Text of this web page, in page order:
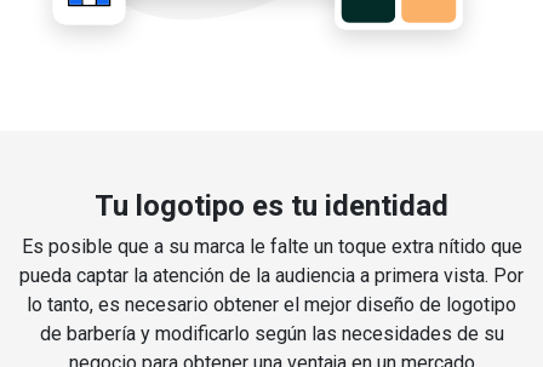
Tu logotipo es tu identidad
Es posible que a su marca le falte un toque extra nítido que
pueda captar la atención de la audiencia a primera vista. Por
lo tanto, es necesario obtener el mejor diseño de logotipo
de barbería y modificarlo según las necesidades de su